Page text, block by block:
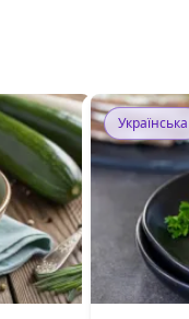
Українська